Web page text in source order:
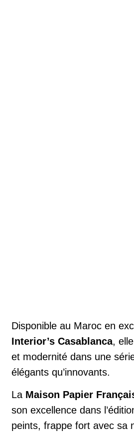
Disponible au Maroc en
Interior’s Casablanca,
et modernité dans une
élégants qu’innovants.
La Maison Papier
son excellence dans
peints, frappe fort avec sa